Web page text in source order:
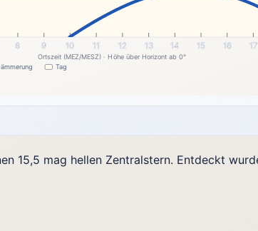
8 9 10 11 12 13 14 15 16 17
Tag
Ortszeit (MEZ/MESZ) · Höhe über Horizont ab 0°
15,5 mag hellen Zentralstern. Entdeckt